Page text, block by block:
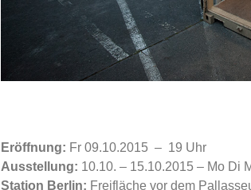
Eröffnung: Fr 09.10.2015 – 19 Uhr
Ausstellung: 10.10. – 15.10.2015 – Mo Di
Station Berlin: Freifläche vor dem